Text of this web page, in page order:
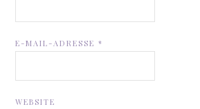
E-MAIL-ADRESSE*
WEBSITE